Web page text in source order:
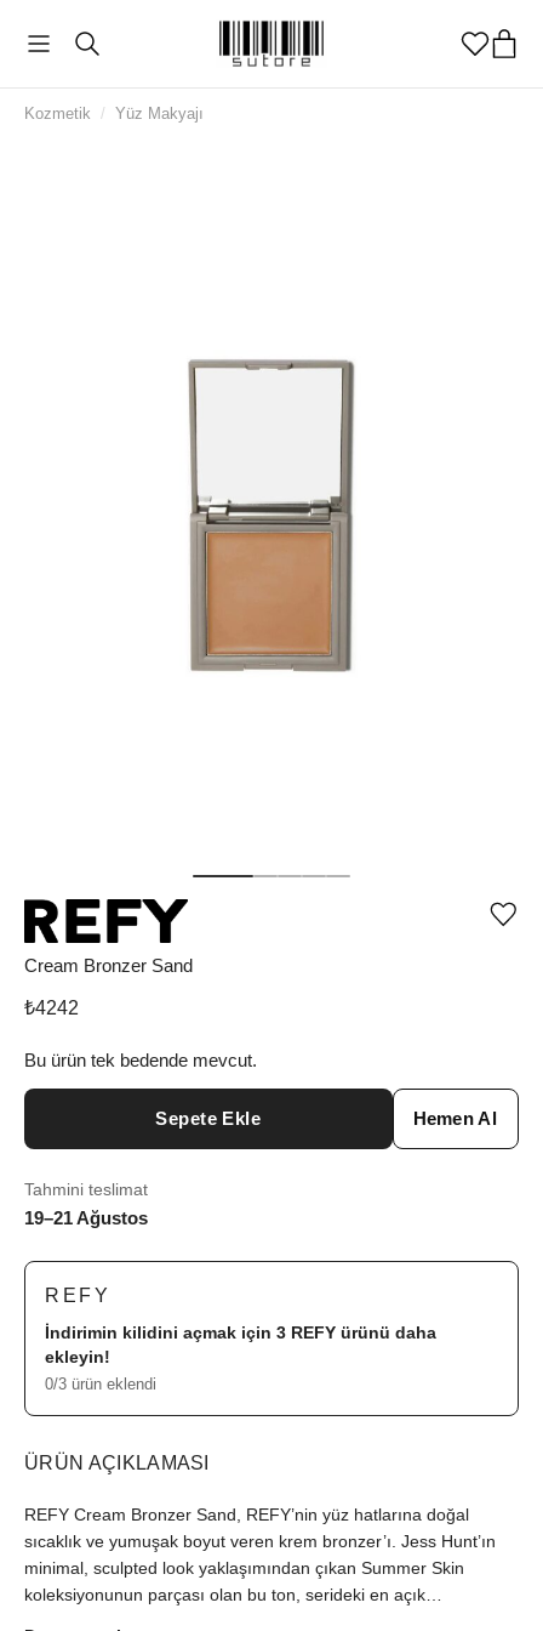
Kozmetik / Yüz Makyajı
Cream Bronzer Sand
₺4242
Bu ürün tek bedende mevcut.
Sepete Ekle Hemen Al
Tahmini teslimat
19–21 Ağustos
REFY
İndirimin kilidini açmak için 3 REFY ürünü daha
ekleyin!
0/3 ürün eklendi
ÜRÜN AÇIKLAMASI
REFY Cream Bronzer Sand, REFY’nin yüz hatlarına doğal
sıcaklık ve yumuşak boyut veren krem bronzer’ı. Jess Hunt’ın
minimal, sculpted look yaklaşımından çıkan Summer Skin
koleksiyonunun parçası olan bu ton, serideki en açık